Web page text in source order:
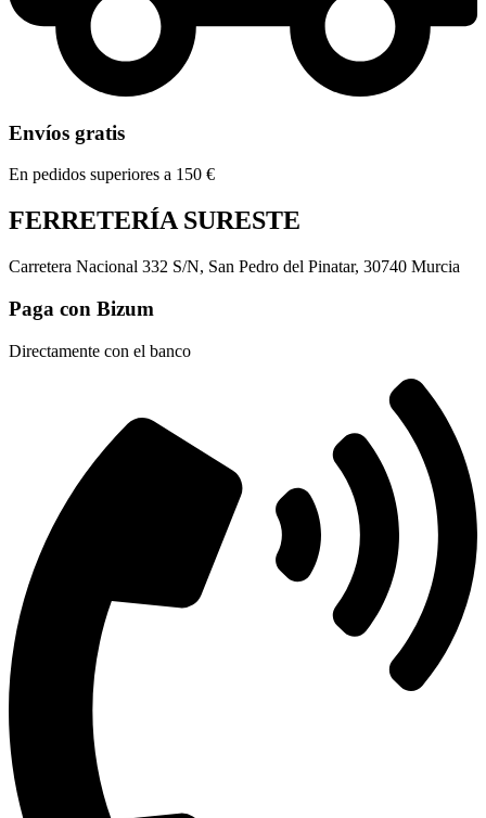
Envíos gratis
En pedidos superiores a 150 €
FERRETERÍA SURESTE
Carretera Nacional 332 S/N, San Pedro del Pinatar, 30740 Murcia
Paga con Bizum
Directamente con el banco